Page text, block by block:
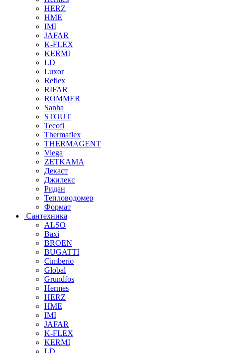
HERZ
HME
IMI
JAFAR
K-FLEX
KERMI
LD
Luxor
Reflex
RIFAR
ROMMER
Sanha
STOUT
Tecofi
Thermaflex
THERMAGENT
Viega
ZETKAMA
Декаст
Джилекс
Ридан
Тепловодомер
Формат
Сантехника
ALSO
Baxi
BROEN
BUGATTI
Cimberio
Global
Grundfos
Hermes
HERZ
HME
IMI
JAFAR
K-FLEX
KERMI
LD